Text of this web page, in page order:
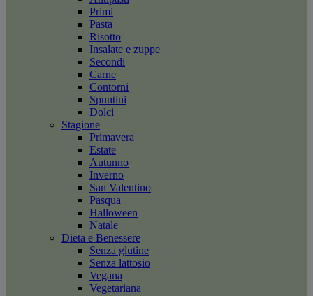
Primi
Pasta
Risotto
Insalate e zuppe
Secondi
Carne
Contorni
Spuntini
Dolci
Stagione
Primavera
Estate
Autunno
Inverno
San Valentino
Pasqua
Halloween
Natale
Dieta e Benessere
Senza glutine
Senza lattosio
Vegana
Vegetariana